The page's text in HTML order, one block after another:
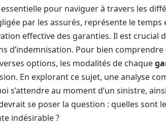
pour naviguer à travers les
par les assurés, représente le temps
effective des garanties. Il est crucial
d’indemnisation. Pour bien
options, les modalités de chaque
En explorant ce sujet, une analyse
s’attendre au moment d’un sinistre,
se poser la question : quelles sont
indésirable ?